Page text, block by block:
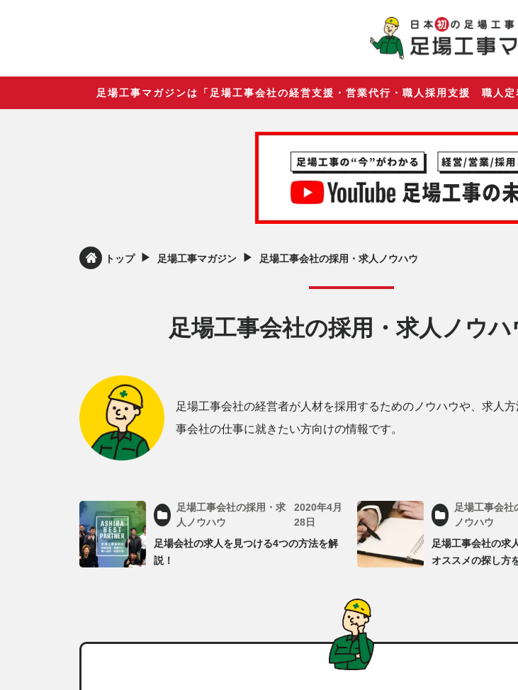
足場工事マガジンは「足場工事会社の経営支援・営業代行・職人採用支援 職人
トップ ▶︎ 足場工事マガジン ▶︎ 足場工事会社の採用・求人ノウハウ
足場工事会社の採用・求人ノウハ
足場工事会社の経営者が人材を採用するためのノウハウや、求人
事会社の仕事に就きたい方向けの情報です。
足場工事会社の採用・求
人ノウハウ
2020年4月
28日
足場会社の求人を見つける4つの方法を解
説！
足場工事会社
ノウハウ
足場工事会社の求
オススメの探し方